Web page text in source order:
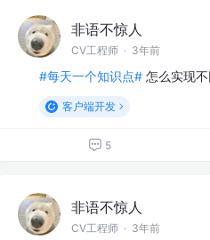
非语不惊人
CV工程师 · 3年前
#每天一个知识点# 怎么实现
客户端开发
5
非语不惊人
CV工程师 · 3年前